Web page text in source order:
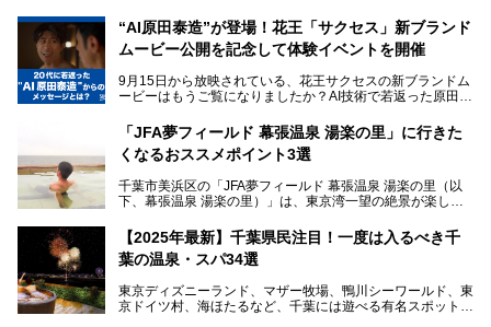
さらに最近では、24時間営業で深夜まで滞在できる施設
や、テレワーク・コワーキングスペースを備えた仕事もでき
るスパも増えており、ただの入浴施設にとどまらない進化を
本記事では、人気スーパー銭湯から絶景施設、コワーキング
スペースや休憩スペースが充実した施設、子連れファミリー
向けの施設など、目的に合わせたおすすめの施設を紹介しま
す。
ださい。
新設エリアや生まれ変わった浴場・サウナの魅力を、人気キ
ャラクター「ユーラシわん」と一緒にご紹介します。必見の
───
提供元：SPA＆HOTEL舞浜ユーラシア【PR】
です。
“AI原田泰造”が登場！花王「サクセス」新ブランド
ムービー公開を記念して体験イベントを開催
9月15日から放映されている、花王サクセスの新ブランドム
ービーはもうご覧になりましたか？AI技術で若返った原田泰
伝えるムービーです。公開を記念して、スパメッツァおおた
か竜泉寺の湯にて体験イベントを開催。花王サクセスの製品
が無料で試せるチャンスです！
提供元：花王株式会社【PR】
この記事は花王株式会社商品のPRレポート記事です。
「JFA夢フィールド 幕張温泉 湯楽の里」に行きた
くなるおススメポイント3選
千葉市美浜区の「JFA夢フィールド 幕張温泉 湯楽の里（以
下、幕張温泉 湯楽の里）」は、東京湾一望の絶景が楽しめ
設備も天然温泉の露天風呂、サウナ、岩盤浴のほか、高濃度
炭酸泉、海の見えるお休み処や食事処、展望抜群の屋上ま
で、年代を問わずたっぷり楽しめます。
今回は人気のこの施設の中でも、特におススメしたい3つの
ポイントについて厳選してお届けします。読めばきっと、行
【2025年最新】千葉県民注目！一度は入るべき千
葉の温泉・スパ34選
東京ディズニーランド、マザー牧場、鴨川シーワールド、東
京ドイツ村、海ほたるなど、千葉には遊べる有名スポットが